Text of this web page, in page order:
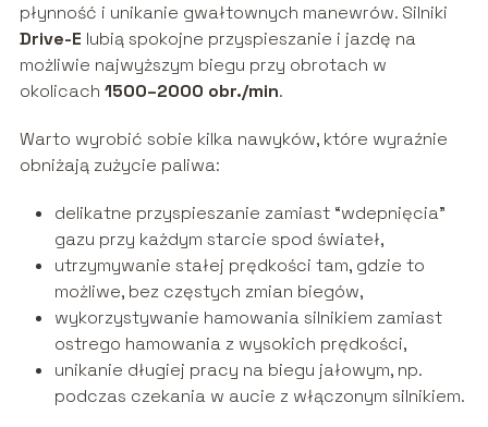
płynność i unikanie gwałtownych manewrów. Silniki
Drive-E lubią spokojne przyspieszanie i jazdę na
możliwie najwyższym biegu przy obrotach w
okolicach 1500–2000 obr./min.
Warto wyrobić sobie kilka nawyków, które wyraźnie
obniżają zużycie paliwa:
delikatne przyspieszanie zamiast “wdepnięcia”
gazu przy każdym starcie spod świateł,
utrzymywanie stałej prędkości tam, gdzie to
możliwe, bez częstych zmian biegów,
wykorzystywanie hamowania silnikiem zamiast
ostrego hamowania z wysokich prędkości,
unikanie długiej pracy na biegu jałowym, np.
podczas czekania w aucie z włączonym silnikiem.